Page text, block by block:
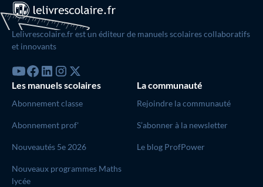
Lelivrescolaire.fr est un éditeur de manuels scolaires collaboratifs
et innovants
Les manuels scolaires
Abonnement classe
Abonnement prof'
Nouveautés 5e 2026
Nouveaux programmes Maths
lycée
La communauté
Rejoindre la communauté
S’abonner à la newsletter
Le blog ProfPower